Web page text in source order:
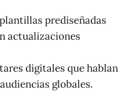
prediseñadas
actualizaciones
digitales que hablan
globales.